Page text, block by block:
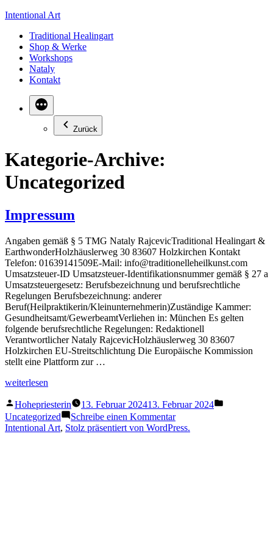
Zum
springen
Intentional Art
Traditional Healingart
Shop & Werke
Workshops
Nataly
Kontakt
Zurück
Kategorie-Archive:
Uncategorized
Impressum
Angaben gemäß § 5 TMG Nataly RajcevicTraditional Healingart &
EarthwonderHolzhäuslerweg 30 83607 Holzkirchen Kontakt
Telefon: 01639141509E-Mail: info@traditionelleheilkunst.com
Umsatzsteuer-ID Umsatzsteuer-Identifikationsnummer gemäß § 27 a
Umsatzsteuergesetz: Berufsbezeichnung und berufsrechtliche
Regelungen Berufsbezeichnung: anderer
Beruf(Heilpraktikerin/Kleinunternehmerin)Zuständige Kammer:
Gesundheitsamt/GewerbeamtVerliehen in: München Es gelten
folgende berufsrechtliche Regelungen: Redaktionell
Verantwortlicher Nataly RajcevicHolzhäuslerweg 30 83607
Holzkirchen EU-Streitschlichtung Die Europäische Kommission
stellt eine Plattform zur …
„Impressum“
weiterlesen
Veröffentlicht
von
Hohepriesterin 13. Februar 202413. Februar 2024
Uncategorized Schreibe einen Kommentarzu
Impressum
Intentional Art, Stolz präsentiert von WordPress.